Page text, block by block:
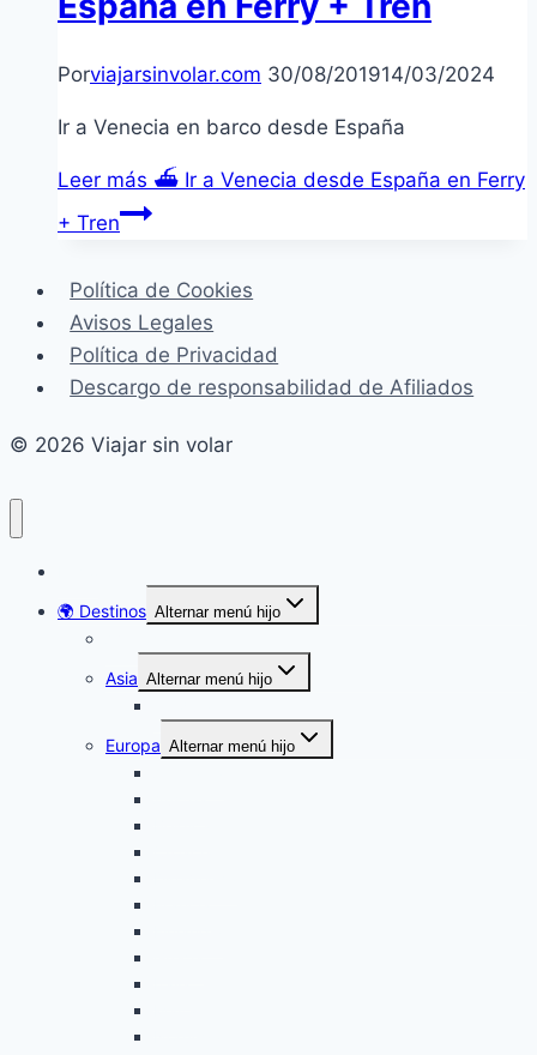
Porviajarsinvolar.com 30/08/201914/03/2024
Ir a Venecia en barco desde España
Leer más ⛴ Ir a Venecia desde España en Ferry
+ Tren
Política de Cookies
Avisos Legales
Política de Privacidad
Descargo de responsabilidad de Afiliados
© 2026 Viajar sin volar
🌍 Destinos Alternar menú hijo
Asia Alternar menú hijo
Europa Alternar menú hijo